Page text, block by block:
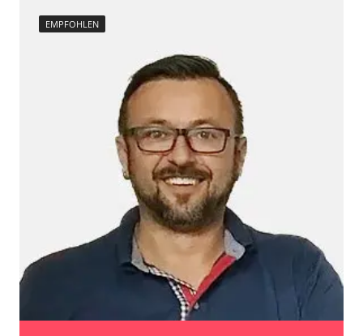
Reset nach Kupplungswechsel
Scheinwerfereinstellung
Servicerückstellung
Steuergerät Initialisierung
Turbolader Adaptionswerte zurücksetzen
unbekannte Funktion
Zurücksetzen der AGR Adaptionswerte
Verfügbarkeit abhängig von Modell, Motorisierung, Ausstattung
EMPFOHLEN